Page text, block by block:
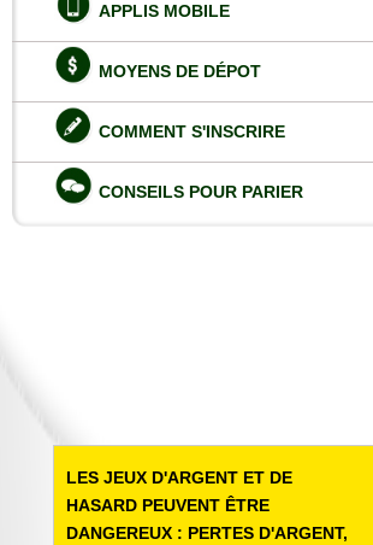
APPLIS MOBILE
MOYENS DE DÉPOT
COMMENT S'INSCRIRE
CONSEILS POUR PARIER
LES JEUX D'ARGENT ET DE
HASARD PEUVENT ÊTRE
DANGEREUX : PERTES D'ARGENT,